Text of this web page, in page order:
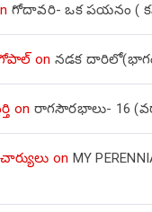
గోదావరి- ఒక పయనం (
on నడక
on రాగసౌరభాలు- 16
on MY